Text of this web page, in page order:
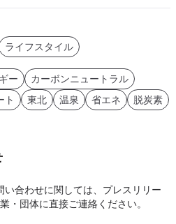
ライフスタイル
ー
カーボンニュートラル
ト 東北 温泉 省エネ 脱炭素
合わせに関しては、プレスリリー
・団体に直接ご連絡ください。